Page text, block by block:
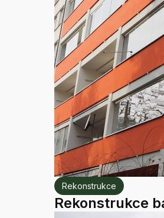
Rekonstrukce
Rekonstrukce